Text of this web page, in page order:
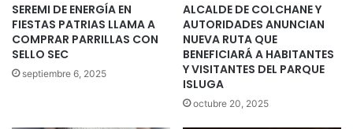
SEREMI DE ENERGÍA EN
FIESTAS PATRIAS LLAMA A
COMPRAR PARRILLAS CON
SELLO SEC
septiembre 6, 2025
ALCALDE DE COLCHANE Y
AUTORIDADES ANUNCIAN
NUEVA RUTA QUE
BENEFICIARÁ A HABITANTES
Y VISITANTES DEL PARQUE
ISLUGA
octubre 20, 2025